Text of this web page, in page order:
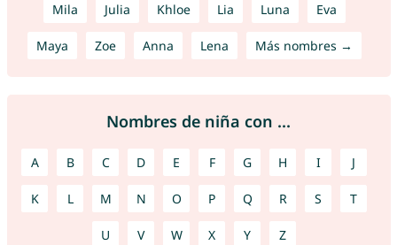
Mila Julia Khloe Lia Luna Eva
Maya Zoe Anna Lena Más nombres →
Nombres de niña con ...
A B C D E F G H I J
K L M N O P Q R S T
U V W X Y Z